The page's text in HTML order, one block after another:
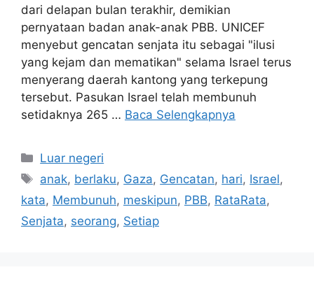
dari delapan bulan terakhir, demikian
pernyataan badan anak-anak PBB. UNICEF
menyebut gencatan senjata itu sebagai "ilusi
yang kejam dan mematikan" selama Israel terus
menyerang daerah kantong yang terkepung
tersebut. Pasukan Israel telah membunuh
setidaknya 265 … Baca Selengkapnya
Kategori
Luar negeri
Tag
anak, berlaku, Gaza, Gencatan, hari, Israel,
kata, Membunuh, meskipun, PBB, RataRata,
Senjata, seorang, Setiap